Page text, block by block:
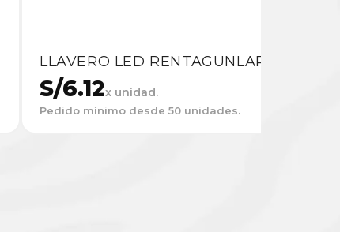
LLAVERO LED RENTAGUNLAR
S/6.12x unidad.
Pedido mínimo desde 50 unidades.